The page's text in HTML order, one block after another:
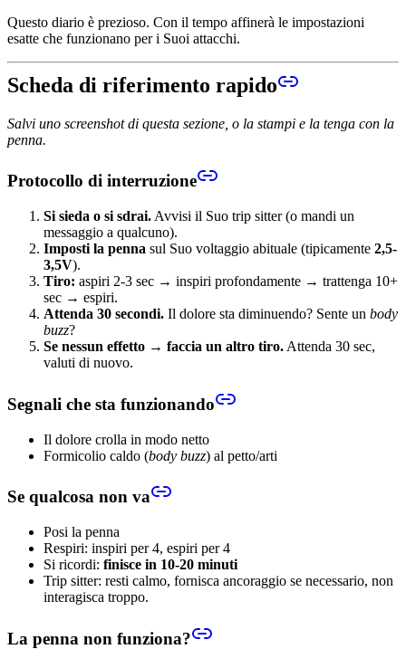
Questo diario è prezioso. Con il tempo affinerà le impostazioni
esatte che funzionano per i Suoi attacchi.
Scheda di riferimento rapido
Salvi uno screenshot di questa sezione, o la stampi e la tenga con la
penna.
Protocollo di interruzione
Si sieda o si sdrai. Avvisi il Suo trip sitter (o mandi un
messaggio a qualcuno).
Imposti la penna sul Suo voltaggio abituale (tipicamente 2,5-
3,5V).
Tiro: aspiri 2-3 sec → inspiri profondamente → trattenga 10+
sec → espiri.
Attenda 30 secondi. Il dolore sta diminuendo? Sente un body
buzz?
Se nessun effetto → faccia un altro tiro. Attenda 30 sec,
valuti di nuovo.
Segnali che sta funzionando
Il dolore crolla in modo netto
Formicolio caldo (body buzz) al petto/arti
Se qualcosa non va
Posi la penna
Respiri: inspiri per 4, espiri per 4
Si ricordi: finisce in 10-20 minuti
Trip sitter: resti calmo, fornisca ancoraggio se necessario, non
interagisca troppo.
La penna non funziona?